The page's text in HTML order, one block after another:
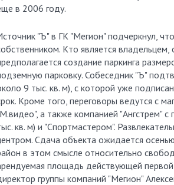
в 2006 году.
"Ъ" в ГК "Мегион" подчеркнул,
Кто является
создание паркинга
парковку. Собеседник "Ъ"
9 тыс. кв. м), с которой уже
Кроме того, переговоры ведутся с
а также компанией "Ангстрем"
кв. м) и "Спортмастером".
Сдача объекта ожидается
в этом смысле относительно
площадь действующей
группы компаний "Мегион"